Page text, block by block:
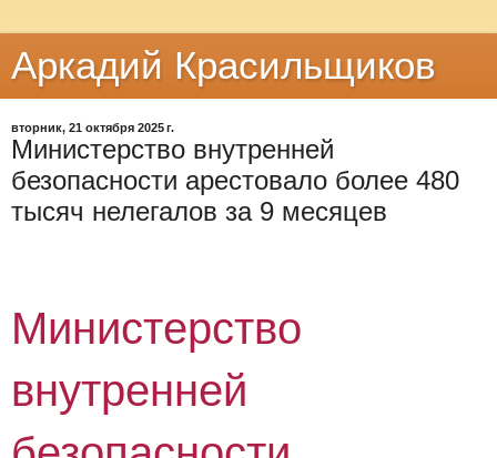
Аркадий Красильщиков
вторник, 21 октября 2025 г.
Министерство внутренней
безопасности арестовало более 480
тысяч нелегалов за 9 месяцев
Министерство
внутренней